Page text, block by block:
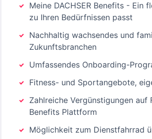
Meine DACHSER Benefits - Ein
zu Ihren Bedürfnissen passt
Nachhaltig wachsendes und
Zukunftsbranchen
Umfassendes Onboarding-
Fitness- und Sportangebote,
Zahlreiche Vergünstigungen
Benefits Plattform
Möglichkeit zum Dienstfahrrad